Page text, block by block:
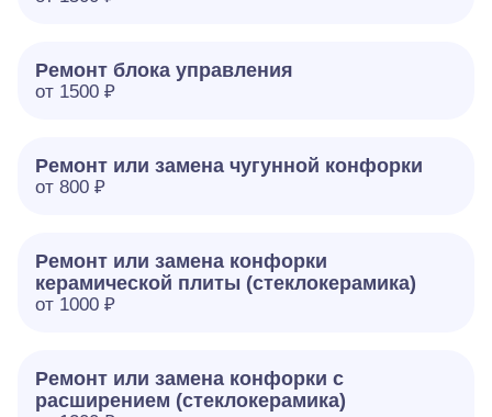
Ремонт блока управления
от 1500 ₽
Ремонт или замена чугунной конфорки
от 800 ₽
Ремонт или замена конфорки
керамической плиты (стеклокерамика)
от 1000 ₽
Ремонт или замена конфорки с
расширением (стеклокерамика)